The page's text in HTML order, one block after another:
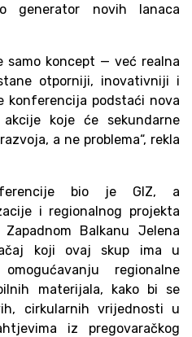
generator novih lanaca
samo koncept — već realna
otporniji, inovativniji i
konferencija podstaći nova
koje će sekundarne
a ne problema“, rekla
bio je GIZ, a
i regionalnog projekta
Balkanu Jelena
koji ovaj skup ima u
regionalne
materijala, kako bi se
cirkularnih vrijednosti u
iz pregovaračkog